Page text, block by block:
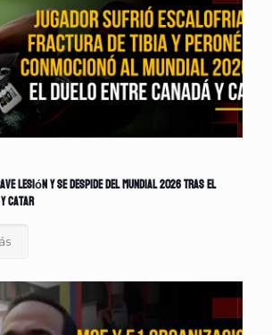
lesión y se despide del Mundial 2026 tras el
Catar